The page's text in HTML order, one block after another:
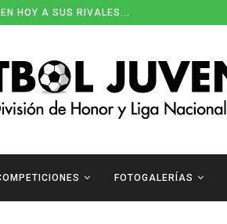
HOY A SUS RIVALES...
FOTOGALERÍAS